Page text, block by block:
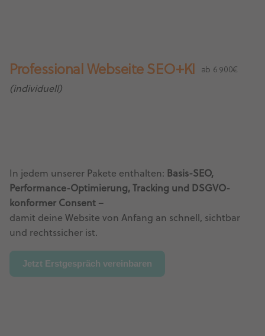
Professional Webseite SEO+KI ab 6.900€
(individuell)
In jedem unserer Pakete enthalten: Basis-SEO,
Performance-Optimierung, Tracking und DSGVO-
konformer Consent –
damit deine Website von Anfang an schnell, sichtbar
und rechtssicher ist.
Jetzt Erstgespräch vereinbaren